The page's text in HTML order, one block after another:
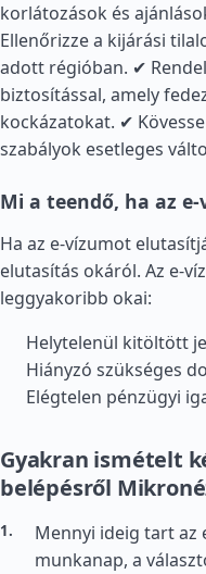
korlátozások és
Ellenőrizze a kijárási
adott régióban. ✔
biztosítással, amely
kockázatokat. ✔
szabályok esetleges
Mi a teendő, ha az
Ha az e-vízumot
elutasítás okáról. Az e-
leggyakoribb okai:
Helytelenül kitöltött
Hiányzó szükséges
Elégtelen pénzügyi
Gyakran ismételt
belépésről
Mennyi ideig tart az
munkanap, a